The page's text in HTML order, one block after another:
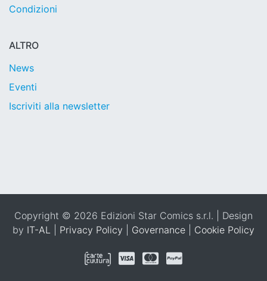
Condizioni
ALTRO
News
Eventi
Iscriviti alla newsletter
Copyright © 2026 Edizioni Star Comics s.r.l. | Design
by IT-AL Privacy Policy Governance Cookie Policy